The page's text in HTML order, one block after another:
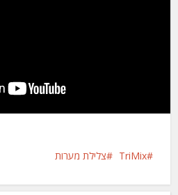
TriMix צלילת מערות